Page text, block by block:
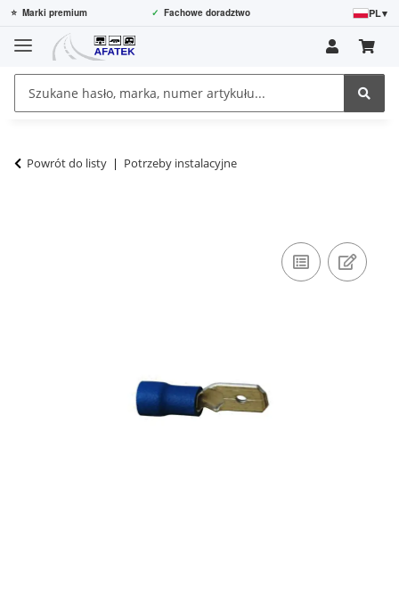
⭐ Marki premium ✓ Fachowe doradztwo PL▾
Powrót do listy Potrzeby instalacyjne